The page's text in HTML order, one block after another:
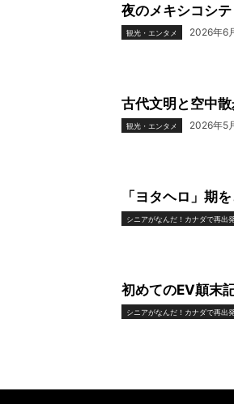
夜のメキシコシ
観光・エンタメ 2026年6
古代文明と空中
観光・エンタメ 2026年5
「ヨタヘロ」期
シニアがなんだ！カナダで再出
初めてのEV顛末
シニアがなんだ！カナダで再出